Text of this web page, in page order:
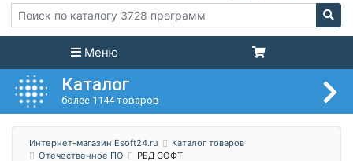
Меню
Каталог
более 1144 товаров
Интернет-магазин Esoft24.ru
Каталог товаров
Отечественное ПО
РЕД СОФТ